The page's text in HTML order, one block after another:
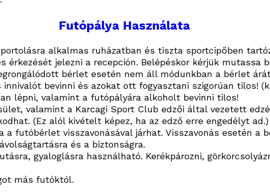
Futópálya Használata
alkalmas ruházatban és tiszta sportcipőben
érkezését jelezni a recepción. Belépéskor kérjük mutassa
bérlet esetén nem áll módunkban a bérlet
bevinni és azokat ott fogyasztani szigorúan tilos!
lépni, valamint a futópályára alkoholt bevinni tilos!
valamint a Karcagi Sport Club edzői által vezetett
(Ez alól kivételt képez, ha az edző erre engedélyt ad.)
futóbérlet visszavonásával járhat. Visszavonás esetén a
és a biztonságra.
gyaloglásra használható. Kerékpározni,
más futóktól.